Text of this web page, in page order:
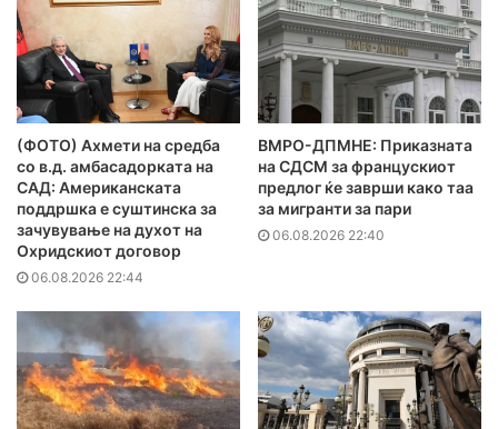
(ФОТО) Ахмети на средба
со в.д. амбасадорката на
САД: Американската
поддршка е суштинска за
зачувување на духот на
Охридскиот договор
06.08.2026 22:44
ВМРО-ДПМНЕ: Приказната
на СДСМ за францускиот
предлог ќе заврши како таа
за мигранти за пари
06.08.2026 22:40